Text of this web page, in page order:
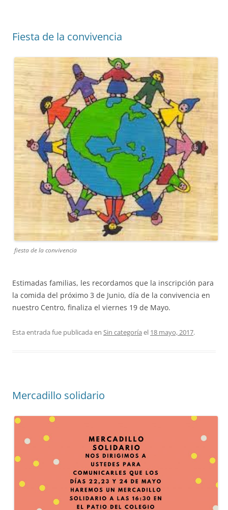
Fiesta de la convivencia
fiesta de la convivencia
Estimadas familias, les recordamos que la inscripción para
la comida del próximo 3 de Junio, día de la convivencia en
nuestro Centro, finaliza el viernes 19 de Mayo.
Esta entrada fue publicada en Sin categoría el 18 mayo, 2017.
Mercadillo solidario